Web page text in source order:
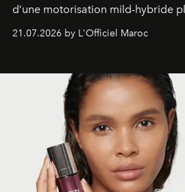
d’une motorisation mild-hybride
gagné en maturité.
21.07.2026 by L'Officiel Maroc